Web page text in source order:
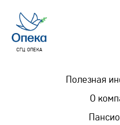
СГЦ ОПЕКА
Полезная
О